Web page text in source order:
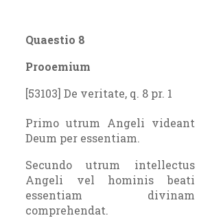
Quaestio 8
Prooemium
[53103] De veritate, q. 8 pr. 1
Primo utrum Angeli videant
Deum per essentiam.
Secundo utrum intellectus
Angeli vel hominis beati
essentiam divinam
comprehendat.